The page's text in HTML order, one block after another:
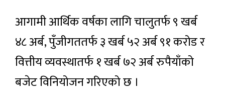
आगामी आर्थिक वर्षका लागि चालुतर्फ ९ खर्ब
४८ अर्ब, पुँजीगततर्फ ३ खर्ब ५२ अर्ब ९१ करोड र
वित्तीय व्यवस्थातर्फ १ खर्ब ७२ अर्ब रुपैयाँको
बजेट विनियोजन गरिएको छ ।